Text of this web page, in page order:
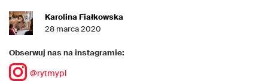
Karolina Fiałkowska
28 marca 2020
Obserwuj nas na instagramie:
@rytmypl